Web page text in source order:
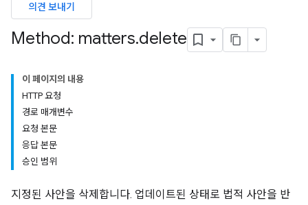
의견 보내기
Method: matters.delete
이 페이지의 내용
HTTP 요청
경로 매개변수
요청 본문
응답 본문
승인 범위
지정된 사안을 삭제합니다. 업데이트된 상태로 법적 사안을 반